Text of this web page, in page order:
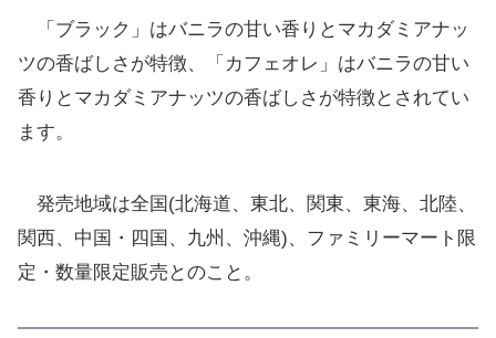
「ブラック」はバニラの甘い香りとマカダミアナッ
ツの香ばしさが特徴、「カフェオレ」はバニラの甘い
香りとマカダミアナッツの香ばしさが特徴とされてい
ます。
発売地域は全国(北海道、東北、関東、東海、北陸、
関西、中国・四国、九州、沖縄)、ファミリーマート限
定・数量限定販売とのこと。